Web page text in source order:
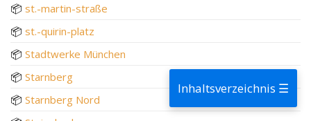
📦 st.-martin-straße
📦 st.-quirin-platz
📦 Stadtwerke München
📦 Starnberg
📦 Starnberg Nord
Inhaltsverzeichnis ☰